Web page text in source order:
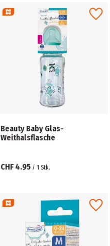
Beauty Baby Glas-
Weithalsflasche
CHF 4.95 / 1 Stk.